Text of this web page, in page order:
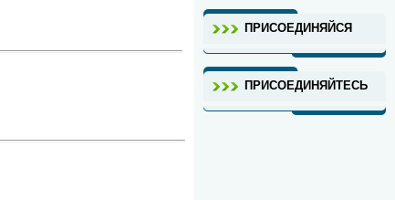
ПРИСОЕДИНЯЙСЯ
ПРИСОЕДИНЯЙТЕСЬ